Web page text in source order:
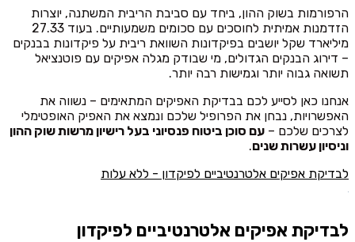
הרפורמות בשוק ההון, ביחד עם סביבת הריבית המשתנה, יוצרות
הזדמנות אמיתית לחוסכים עם סכומים משמעותיים. בעוד 27.33
מיליארד שקל יושבים בפיקדונות השוואת ריבית על פיקדונות בבנקים
– דירוג הבנקים הגדולים, מי שבודק מגלה אפיקים עם פוטנציאל
תשואה גבוה יותר וגמישות רבה יותר.
אנחנו כאן לסייע לכם בבדיקת האפיקים המתאימים – נשווה את
האפשרויות, נבחן את הפרופיל שלכם ונמצא את האפיק האופטימלי
לצרכים שלכם – עם סוכן ביטוח פנסיוני בעל רישיון מרשות שוק ההון
וניסיון עשרות שנים.
לבדיקת אפיקים אלטרנטיביים לפיקדון - ללא עלות
לבדיקת אפיקים אלטרנטיביים לפיקדון